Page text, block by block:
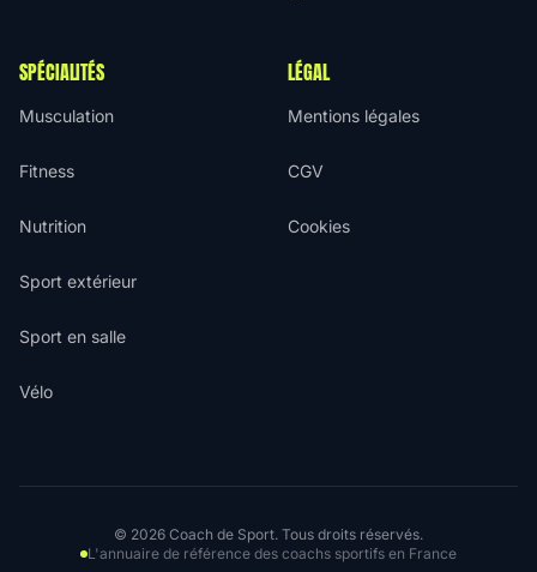
SPÉCIALITÉS
Musculation
Fitness
Nutrition
Sport extérieur
Sport en salle
Vélo
LÉGAL
Mentions légales
CGV
Cookies
© 2026 Coach de Sport. Tous droits réservés.
L'annuaire de référence des coachs sportifs en France